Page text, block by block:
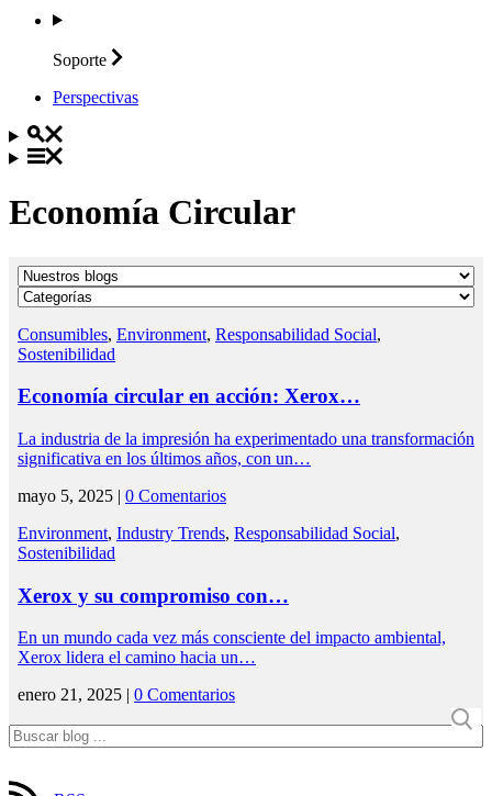
Soporte
Perspectivas
Economía Circular
Consumibles, Environment, Responsabilidad Social,
Sostenibilidad
Economía circular en acción: Xerox…
La industria de la impresión ha experimentado una transformación
significativa en los últimos años, con un…
mayo 5, 2025 | 0 Comentarios
Environment, Industry Trends, Responsabilidad Social,
Sostenibilidad
Xerox y su compromiso con…
En un mundo cada vez más consciente del impacto ambiental,
Xerox lidera el camino hacia un…
enero 21, 2025 | 0 Comentarios